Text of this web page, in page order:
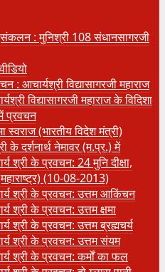
: मुनिश्री 108 संधानसागरजी
: आचार्यश्री ‍विद्यासागरजी महाराज
विद्यासागरजी महाराज के विदिशा
प्रवचन
स्वराज (भारतीय विदेश मंत्री)
के दर्शनार्थ नेमावर (म.प्र.) में
श्री के प्रवचन: 24 मुनि दीक्षा,
(10-08-2013)
श्री के प्रवचन: उत्तम आकिंचन
श्री के प्रवचन: उत्तम क्षमा
श्री के प्रवचन: उत्तम ब्रह्मचर्य
श्री के प्रवचन: उत्तम संयम
श्री के प्रवचन: कर्मों का फल